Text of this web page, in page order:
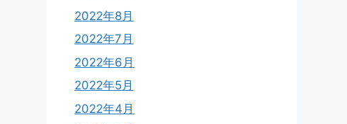
2022年8月
2022年7月
2022年6月
2022年5月
2022年4月